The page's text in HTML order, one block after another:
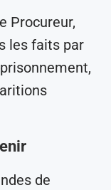
Procureur,
les faits par
de